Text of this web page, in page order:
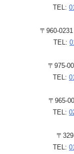
TEL:
〒960-
TEL:
〒975-
TEL:
〒965-
TEL:
〒
TEL: